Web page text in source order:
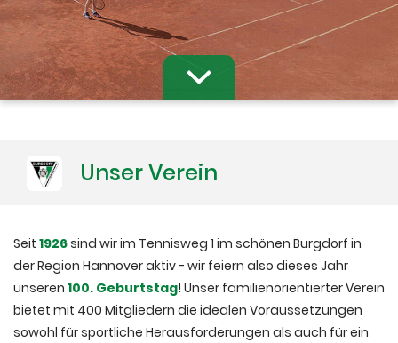
Mannschaften
"Jetzt Mitglied werden"
Trainer
Unser Verein
Seit 1926sind wir im Tennisweg 1 im schönen Burgdorf in
der Region Hannover aktiv - wir feiern also dieses Jahr
unseren 100. Geburtstag! Unser familienorientierter Verein
bietet mit 400 Mitgliedern die idealen Voraussetzungen
sowohl für sportliche Herausforderungen als auch für ein